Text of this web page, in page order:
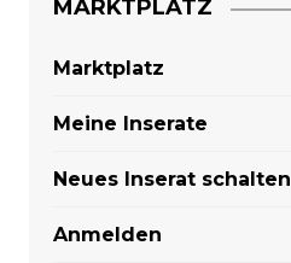
MARKTPLATZ
Marktplatz
Meine Inserate
Neues Inserat schalten
Anmelden